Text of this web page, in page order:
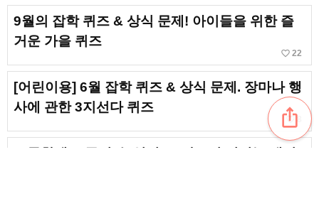
9월의 잡학 퀴즈 & 상식 문제! 아이들을 위한 즐
거운 가을 퀴즈
favorite_border 22
[어린이용] 6월 잡학 퀴즈 & 상식 문제. 장마나 행
사에 관한 3지선다 퀴즈
favorite_border
ios_share